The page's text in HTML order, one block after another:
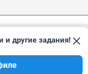
и другие задания!